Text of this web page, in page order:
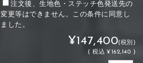
注文後、生地色・ステッチ色発送先の
変更等はできません。この条件に同意し
ました。
¥147,400(税別)
(税込 ¥162,140 )